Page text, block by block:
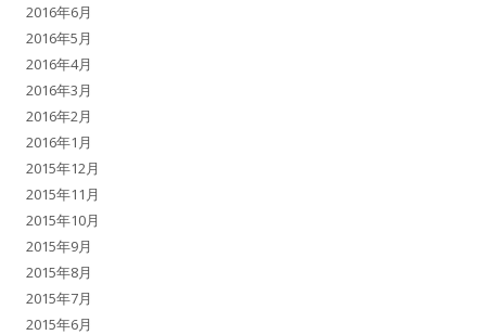
2016年6月
2016年5月
2016年4月
2016年3月
2016年2月
2016年1月
2015年12月
2015年11月
2015年10月
2015年9月
2015年8月
2015年7月
2015年6月